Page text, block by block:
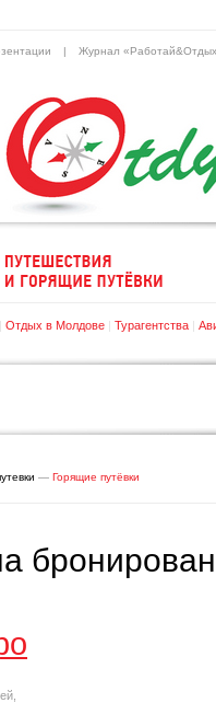
| Журнал
| Отдых в Молдове | Турагентства |
— Горящие путёвки